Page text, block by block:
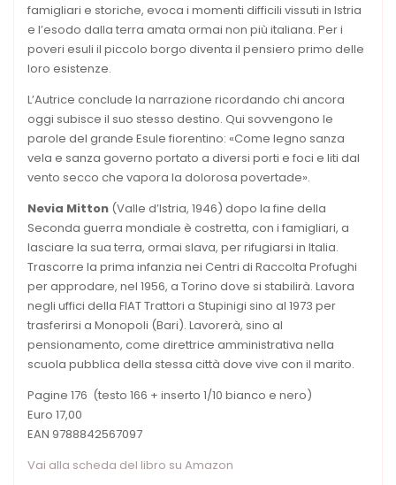
famigliari e storiche, evoca i momenti difficili vissuti in Istria
e l’esodo dalla terra amata ormai non più italiana. Per i
poveri esuli il piccolo borgo diventa il pensiero primo delle
loro esistenze.
L’Autrice conclude la narrazione ricordando chi ancora
oggi subisce il suo stesso destino. Qui sovvengono le
parole del grande Esule fiorentino: «Come legno sanza
vela e sanza governo portato a diversi porti e foci e liti dal
vento secco che vapora la dolorosa povertade».
Nevia Mitton (Valle d’Istria, 1946) dopo la fine della
Seconda guerra mondiale è costretta, con i famigliari, a
lasciare la sua terra, ormai slava, per rifugiarsi in Italia.
Trascorre la prima infanzia nei Centri di Raccolta Profughi
per approdare, nel 1956, a Torino dove si stabilirà. Lavora
negli uffici della FIAT Trattori a Stupinigi sino al 1973 per
trasferirsi a Monopoli (Bari). Lavorerà, sino al
pensionamento, come direttrice amministrativa nella
scuola pubblica della stessa città dove vive con il marito.
Pagine 176 (testo 166 + inserto 1/10 bianco e nero)
Euro 17,00
EAN 9788842567097
Vai alla scheda del libro su Amazon